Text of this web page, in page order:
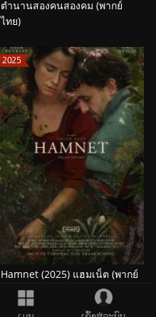
ตำนานสองคนสองคม (พากย์
ไทย)
2025
Hamnet (2025) แฮมเน็ต (พากย์
ไทย)